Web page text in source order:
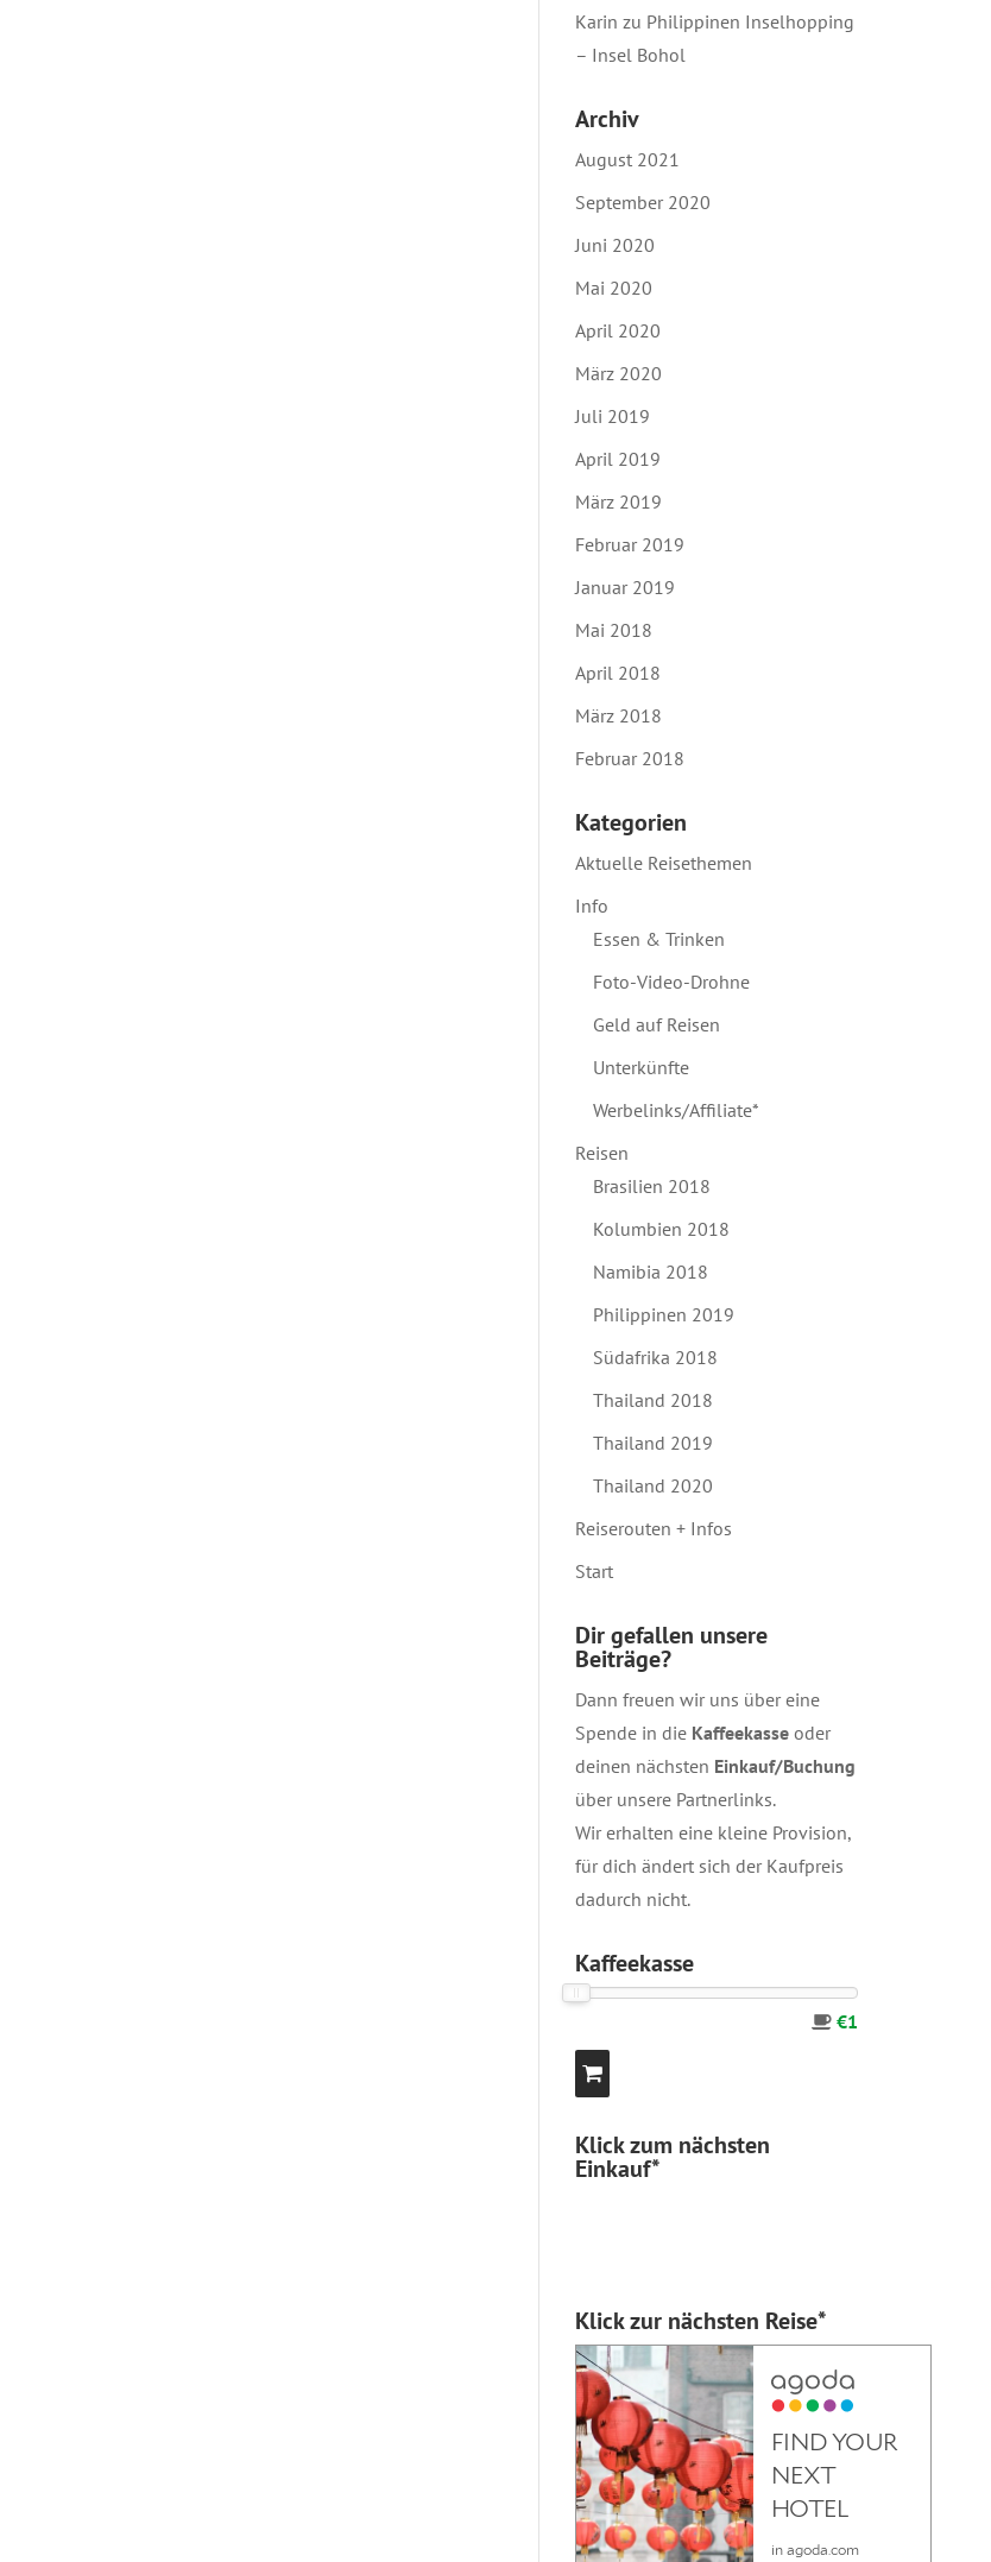
Karin zu Philippinen Inselhopping
– Insel Bohol
Archiv
August 2021
September 2020
Juni 2020
Mai 2020
April 2020
März 2020
Juli 2019
April 2019
März 2019
Februar 2019
Januar 2019
Mai 2018
April 2018
März 2018
Februar 2018
Kategorien
Aktuelle Reisethemen
Info
Essen & Trinken
Foto-Video-Drohne
Geld auf Reisen
Unterkünfte
Werbelinks/Affiliate*
Reisen
Brasilien 2018
Kolumbien 2018
Namibia 2018
Philippinen 2019
Südafrika 2018
Thailand 2018
Thailand 2019
Thailand 2020
Reiserouten + Infos
Start
Dir gefallen unsere
Beiträge?
Dann freuen wir uns über eine
Spende in die Kaffeekasseoder
deinen nächsten Einkauf/Buchung
über unsere Partnerlinks.
Wir erhalten eine kleine Provision,
für dich ändert sich der Kaufpreis
dadurch nicht.
Kaffeekasse
€1
Klick zum nächsten
Einkauf*
Klick zur nächsten Reise*